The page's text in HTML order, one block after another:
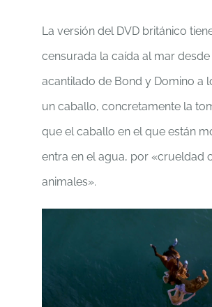
La versión del DVD británico
censurada la caída al mar
acantilado de Bond y Domino a
un caballo, concretamente la
que el caballo en el que están
entra en el agua, por «crueldad
animales».